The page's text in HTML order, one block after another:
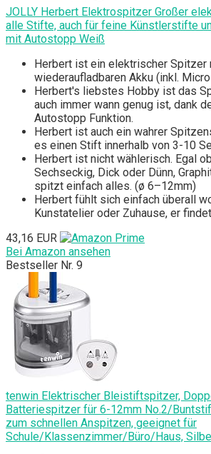
JOLLY Herbert Elektrospitzer Großer
alle Stifte, auch für feine Künstlerstifte
mit Autostopp Weiß
Herbert ist ein elektrischer Spitzer
wiederaufladbaren Akku (inkl.
Herbert's liebstes Hobby ist das
auch immer wann genug ist, dank
Autostopp Funktion.
Herbert ist auch ein wahrer
es einen Stift innerhalb von 3-10
Herbert ist nicht wählerisch. Egal
Sechseckig, Dick oder Dünn,
spitzt einfach alles. (ø 6–12mm)
Herbert fühlt sich einfach überall
Kunstatelier oder Zuhause, er
43,16 EUR
Bei Amazon ansehen
Bestseller Nr. 9
tenwin Elektrischer Bleistiftspitzer,
Batteriespitzer für 6-12mm No.2/
zum schnellen Anspitzen, geeignet für
Schule/Klassenzimmer/Büro/Haus,